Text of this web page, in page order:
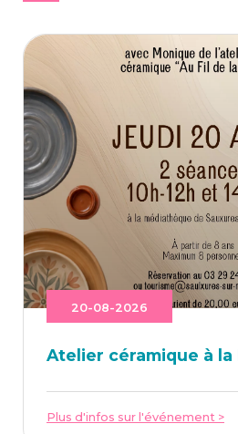
20-08-2026
Ate­lier céra­mique à
Plus d'infos sur l'événement >